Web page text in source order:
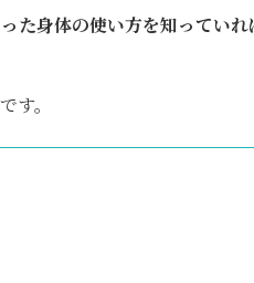
た身体の使い方を知ってい
す。